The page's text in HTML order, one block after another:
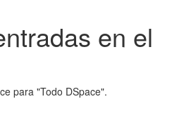
en el
para "Todo DSpace".